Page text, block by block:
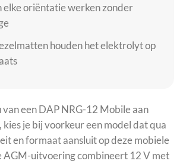
elke oriëntatie werken zonder
houden het elektrolyt op
van een DAP NRG-12 Mobile aan
je bij voorkeur een model dat qua
en formaat aansluit op deze mobiele
AGM-uitvoering combineert 12 V met